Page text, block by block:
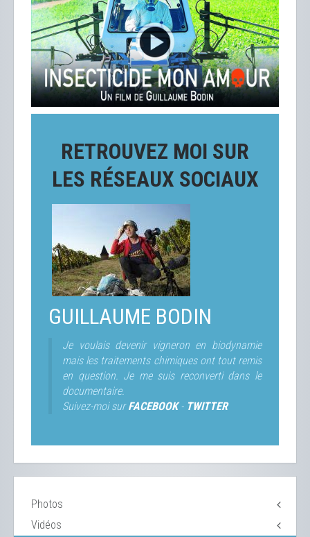
RETROUVEZ MOI SUR
LES RÉSEAUX SOCIAUX
GUILLAUME BODIN
Je voulais devenir vigneron en biodynamie
mais les traitements chimiques ont tout remis
en question. Je me suis reconverti dans le
documentaire.
Suivez-moi surFACEBOOK- TWITTER
Photos
Vidéos